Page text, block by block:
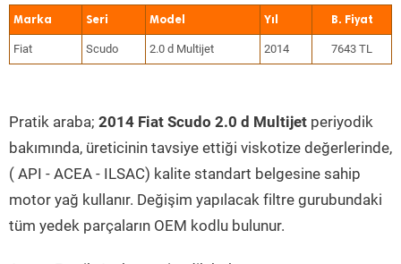
Marka Seri Model Yıl
Fiat Scudo 2.0 d Multijet 2014 7643 TL
Pratik araba; 2014 Fiat Scudo 2.0 d Multijet periyodik
bakımında, üreticinin tavsiye ettiği viskotize değerlerinde,
( API - ACEA - ILSAC) kalite standart belgesine sahip
motor yağ kullanır. Değişim yapılacak filtre gurubundaki
tüm yedek parçaların OEM kodlu bulunur.